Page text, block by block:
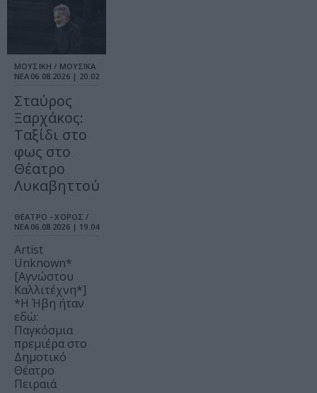
ΜΟΥΣΙΚΗ / ΜΟΥΣΙΚΑ
ΝΕΑ 06.08.2026 | 20.02
Σταύρος
Ξαρχάκος:
Ταξίδι στο
φως στο
Θέατρο
Λυκαβηττού
ΘΕΑΤΡΟ - ΧΟΡΟΣ /
ΝΕΑ 06.08.2026 | 19.04
Artist
Unknown*
[Αγνώστου
Καλλιτέχνη*]
*Η Ήβη ήταν
εδώ:
Παγκόσμια
πρεμιέρα στο
Δημοτικό
Θέατρο
Πειραιά